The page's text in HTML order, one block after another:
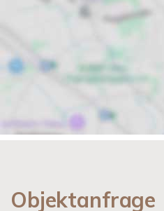
Objektanfrage